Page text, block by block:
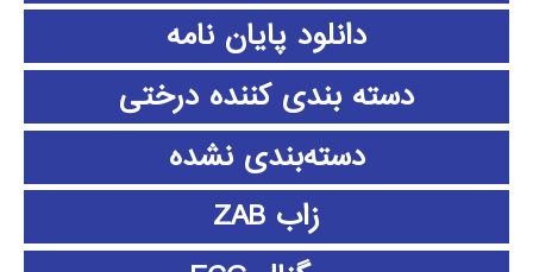
دانلود پايان نامه
دسته بندی کننده درختی
دسته‌بندی نشده
زاب ZAB